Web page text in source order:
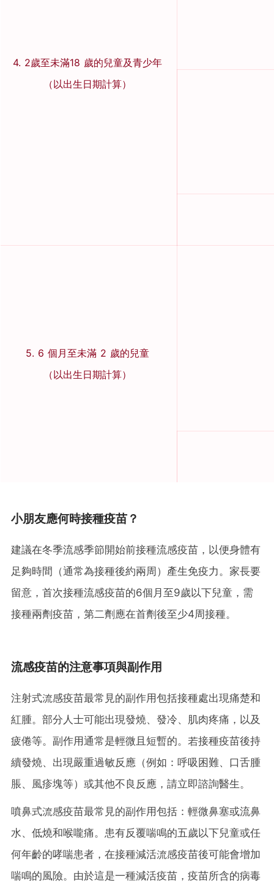
4. 2歲至未滿18 歲的兒童及青少年
（以出生日期計算）
5. 6 個月至未滿 2 歲的兒童
（以出生日期計算）
小朋友應何時接種疫苗？
建議在冬季流感季節開始前接種流感疫苗，以便身體有
足夠時間（通常為接種後約兩周）產生免疫力。家長要
留意，首次接種流感疫苗的6個月至9歲以下兒童，需
接種兩劑疫苗，第二劑應在首劑後至少4周接種。
流感疫苗的注意事項與副作用
注射式流感疫苗最常見的副作用包括接種處出現痛楚和
紅腫。部分人士可能出現發燒、發冷、肌肉疼痛，以及
疲倦等。副作用通常是輕微且短暫的。若接種疫苗後持
續發燒、出現嚴重過敏反應（例如：呼吸困難、口舌腫
脹、風疹塊等）或其他不良反應，請立即諮詢醫生。
噴鼻式流感疫苗最常見的副作用包括：輕微鼻塞或流鼻
水、低燒和喉嚨痛。患有反覆喘鳴的五歲以下兒童或任
何年齡的哮喘患者，在接種減活流感疫苗後可能會增加
喘鳴的風險。由於這是一種減活疫苗，疫苗所含的病毒